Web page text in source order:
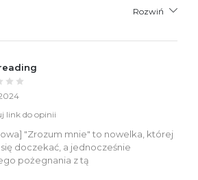
Rozwiń
link do opinii
"Zrozum mnie" to nowelka, której
doczekać, a jednocześnie
pożegnania z tą